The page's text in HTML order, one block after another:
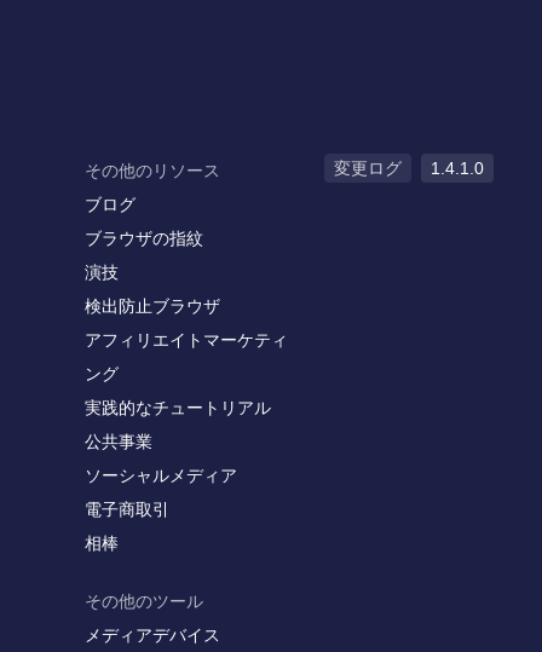
その他のリソース
ブログ
ブラウザの指紋
演技
検出防止ブラウザ
アフィリエイトマーケティ
ング
実践的なチュートリアル
公共事業
ソーシャルメディア
電子商取引
相棒
その他のツール
メディアデバイス
変更ログ 1.4.1.0